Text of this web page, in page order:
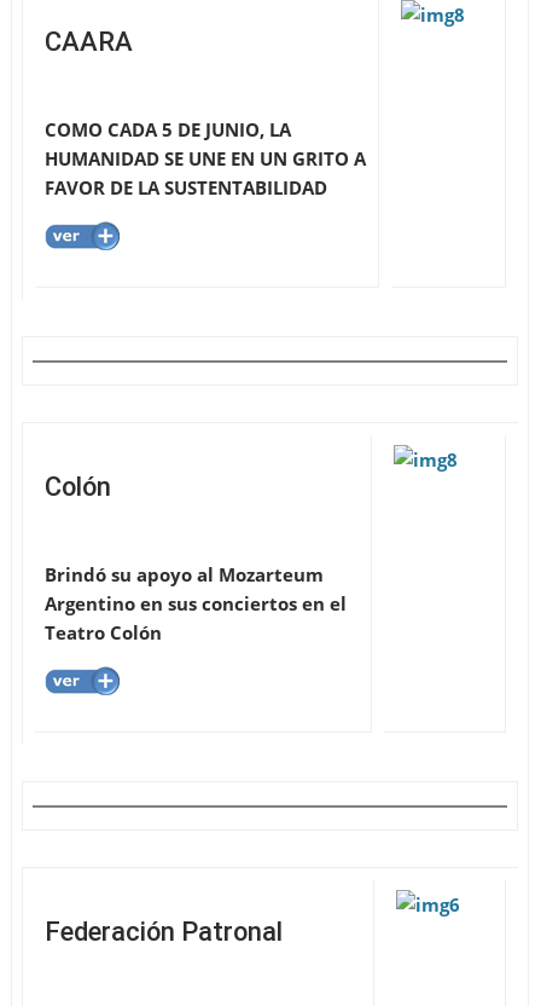
CAARA
COMO CADA 5 DE JUNIO, LA
HUMANIDAD SE UNE EN UN GRITO A
FAVOR DE LA SUSTENTABILIDAD
Colón
Brindó su apoyo al Mozarteum
Argentino en sus conciertos en el
Teatro Colón
Federación Patronal